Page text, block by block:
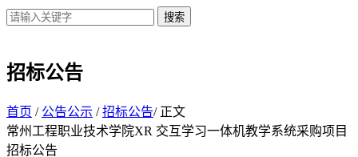
搜索
招标公告
首页 / 公告公示 /招标公告/ 正文
常州工程职业技术学院XR 交互学习一体机教学系统采购项目
招标公告